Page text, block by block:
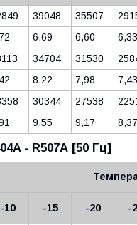
39048 35507
6,69 6,60 6,33
34704 31530
8,22 7,98 7,43
30344 27538
9,55 9,17 8,37
- R507A [50 Гц]
-10 -15 -20 -